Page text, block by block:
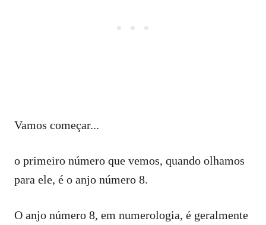
Vamos começar...
o primeiro número que vemos, quando olhamos
para ele, é o anjo número 8.
O anjo número 8, em numerologia, é geralmente